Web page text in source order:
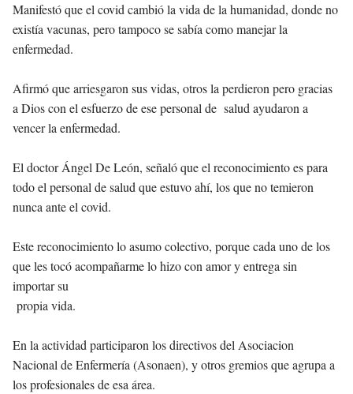
Manifestó que el covid cambió la vida de la humanidad, donde no
existía vacunas, pero tampoco se sabía como manejar la
enfermedad.
Afirmó que arriesgaron sus vidas, otros la perdieron pero gracias
a Dios con el esfuerzo de ese personal de salud ayudaron a
vencer la enfermedad.
El doctor Ángel De León, señaló que el reconocimiento es para
todo el personal de salud que estuvo ahí, los que no temieron
nunca ante el covid.
Este reconocimiento lo asumo colectivo, porque cada uno de los
que les tocó acompañarme lo hizo con amor y entrega sin
importar su
propia vida.
En la actividad participaron los directivos del Asociacion
Nacional de Enfermería (Asonaen), y otros gremios que agrupa a
los profesionales de esa área.